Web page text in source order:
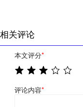
相关评论
本文评分*
评论内容*